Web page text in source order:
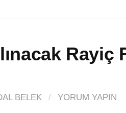
Rayiç
BELEK / YORUM YAPIN